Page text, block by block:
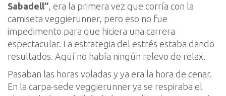
Sabadell” , era la primera vez que corría con la
camiseta veggierunner, pero eso no fue
impedimento para que hiciera una carrera
espectacular. La estrategia del estrés estaba dando
resultados. Aquí no había ningún relevo de relax.
Pasaban las horas voladas y ya era la hora de cenar.
En la carpa-sede veggierunner ya se respiraba el